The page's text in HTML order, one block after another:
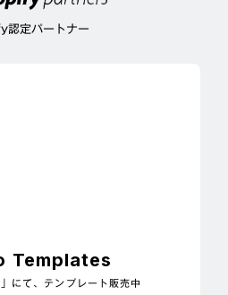
定パートナー
Templates
て、テンプレート販売中